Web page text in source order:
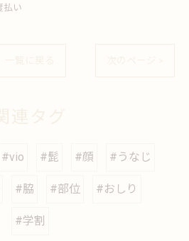
払い
#vio #髭 #顔 #うなじ
#脇 #部位 #おしり
#学割